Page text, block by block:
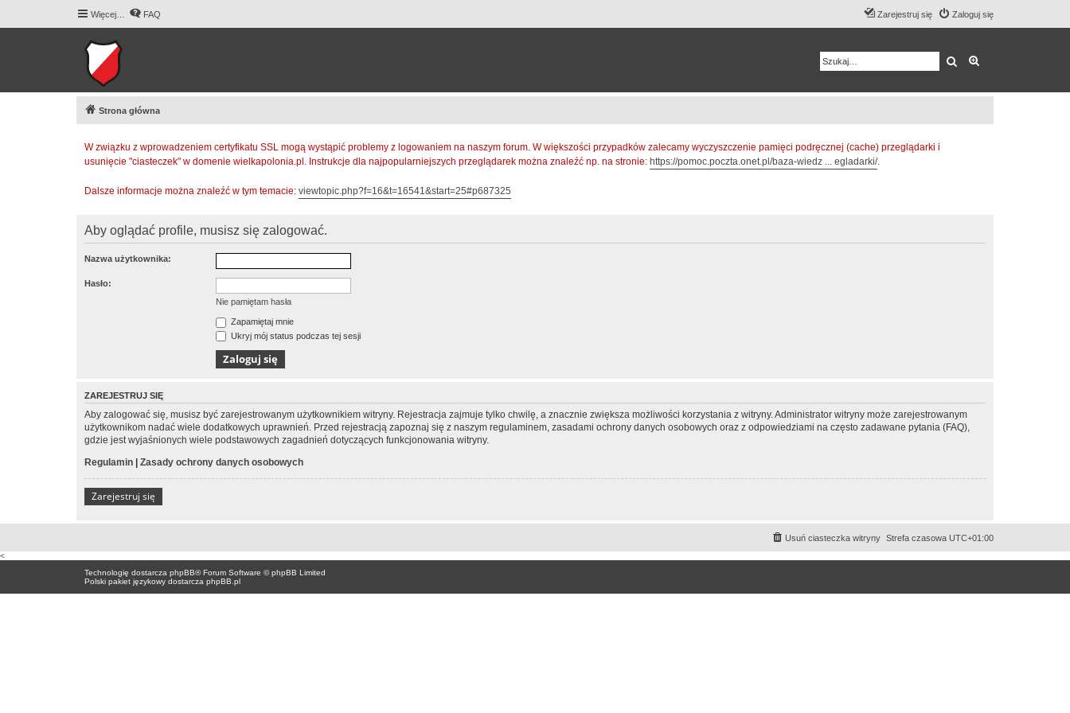
Więcej… FAQ Zaloguj się
Zarejestruj się
Szukaj
Strona główna
W związku z wprowadzeniem certyfikatu SSL mogą wystąpić problemy z logowaniem na naszym forum. W większości przypadków zalecamy wyczyszczenie pamięci podręcznej (cache) przeglądarki i
usunięcie "ciasteczek" w domenie wielkapolonia.pl. Instrukcje dla najpopularniejszych przeglądarek można znaleźć np. na stronie: https://pomoc.poczta.onet.pl/baza-wiedz ... egladarki/.
Dalsze informacje można znaleźć w tym temacie: viewtopic.php?f=16&t=16541&start=25#p687325
Aby oglądać profile, musisz się zalogować.
Nazwa użytkownika:
Hasło:
Nie pamiętam hasła
Zapamiętaj mnie
Ukryj mój status podczas tej sesji
ZAREJESTRUJ SIĘ
Aby zalogować się, musisz być zarejestrowanym użytkownikiem witryny. Rejestracja zajmuje tylko chwilę, a znacznie zwiększa możliwości korzystania z witryny. Administrator witryny może zarejestrowanym
użytkownikom nadać wiele dodatkowych uprawnień. Przed rejestracją zapoznaj się z naszym regulaminem, zasadami ochrony danych osobowych oraz z odpowiedziami na często zadawane pytania (FAQ),
gdzie jest wyjaśnionych wiele podstawowych zagadnień dotyczących funkcjonowania witryny.
Regulamin | Zasady ochrony danych osobowych
Zarejestruj się
Strefa czasowa UTC+01:00
Usuń ciasteczka witryny
<
Technologię dostarcza phpBB® Forum Software © phpBB Limited
Polski pakiet językowy dostarcza phpBB.pl